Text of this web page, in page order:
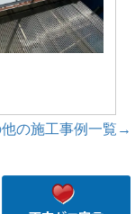
他の施工事例一覧→